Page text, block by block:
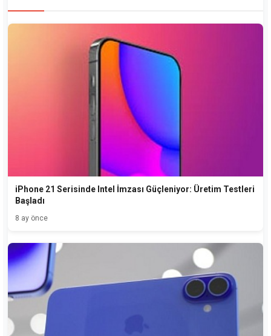
iPhone 21 Serisinde Intel İmzası Güçleniyor: Üretim Testleri
Başladı
8 ay önce